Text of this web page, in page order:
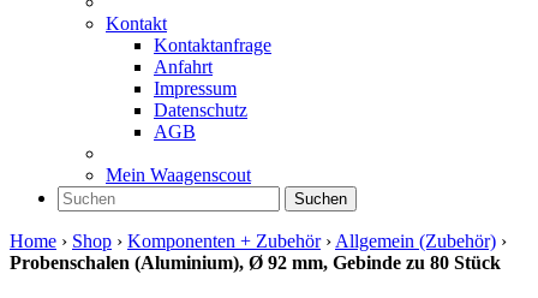
Kontakt
Kontaktanfrage
Anfahrt
Impressum
Datenschutz
AGB
Mein Waagenscout
Suchen
Home › Shop › Komponenten + Zubehör› Allgemein (Zubehör) ›
Probenschalen (Aluminium), Ø 92 mm, Gebinde zu 80 Stück